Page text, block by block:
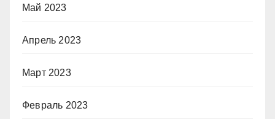
Май 2023
Апрель 2023
Март 2023
Февраль 2023